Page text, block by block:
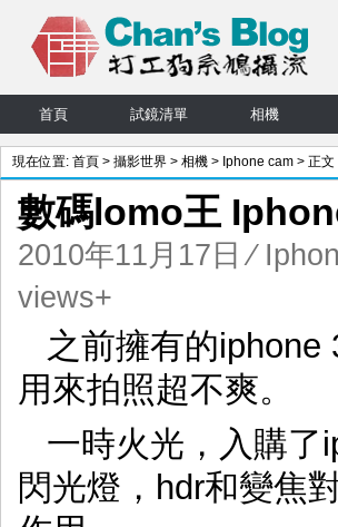
首頁 試鏡清單 相機
現在位置: 首頁 > 攝影世界 > 相機 > Iphone cam > 正文
數碼lomo王
2010年11月17日 ⁄
views+
之前擁有的iphone
用來拍照超不爽。
一時火光，入購了
閃光燈，hdr和變焦